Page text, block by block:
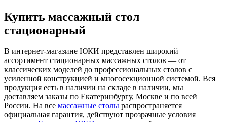
Купить массажный стол
стационарный
В интернет-магазине ЮКИ представлен широкий
ассортимент стационарных массажных столов — от
классических моделей до профессиональных столов с
усиленной конструкцией и многосекционной системой. Вся
продукция есть в наличии на складе в наличии, мы
доставляем заказы по Екатеринбургу, Москве и по всей
России. На все массажные столы распространяется
официальная гарантия, действуют прозрачные условия